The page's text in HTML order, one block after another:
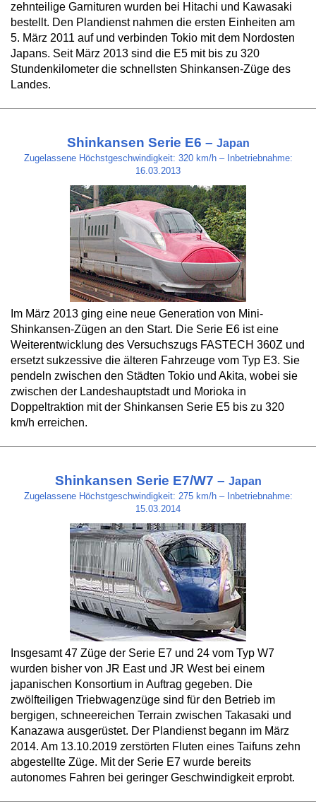
zehnteilige Garnituren wurden bei Hitachi und Kawasaki
bestellt. Den Plandienst nahmen die ersten Einheiten am
5. März 2011 auf und verbinden Tokio mit dem Nordosten
Japans. Seit März 2013 sind die E5 mit bis zu 320
Stundenkilometer die schnellsten Shinkansen-Züge des
Landes.
Shinkansen Serie E6 – Japan
Zugelassene Höchstgeschwindigkeit: 320 km/h – Inbetriebnahme:
16.03.2013
Im März 2013 ging eine neue Generation von Mini-
Shinkansen-Zügen an den Start. Die Serie E6 ist eine
Weiterentwicklung des Versuchszugs FASTECH 360Z und
ersetzt sukzessive die älteren Fahrzeuge vom Typ E3. Sie
pendeln zwischen den Städten Tokio und Akita, wobei sie
zwischen der Landeshauptstadt und Morioka in
Doppeltraktion mit der Shinkansen Serie E5 bis zu 320
km/h erreichen.
Shinkansen Serie E7/W7 – Japan
Zugelassene Höchstgeschwindigkeit: 275 km/h – Inbetriebnahme:
15.03.2014
Insgesamt 47 Züge der Serie E7 und 24 vom Typ W7
wurden bisher von JR East und JR West bei einem
japanischen Konsortium in Auftrag gegeben. Die
zwölfteiligen Triebwagenzüge sind für den Betrieb im
bergigen, schneereichen Terrain zwischen Takasaki und
Kanazawa ausgerüstet. Der Plandienst begann im März
2014. Am 13.10.2019 zerstörten Fluten eines Taifuns zehn
abgestellte Züge. Mit der Serie E7 wurde bereits
autonomes Fahren bei geringer Geschwindigkeit erprobt.